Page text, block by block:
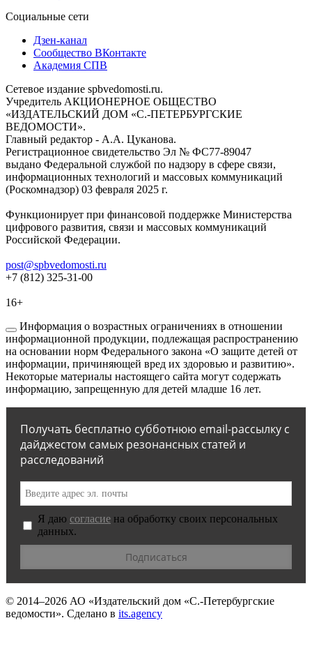
Социальные сети
Дзен-канал
Сообщество ВКонтакте
Академия СПВ
Сетевое издание spbvedomosti.ru.
Учредитель АКЦИОНЕРНОЕ ОБЩЕСТВО
«ИЗДАТЕЛЬСКИЙ ДОМ «С.-ПЕТЕРБУРГСКИЕ
ВЕДОМОСТИ».
Главный редактор - А.А. Цуканова.
Регистрационное свидетельство Эл № ФС77-89047
выдано Федеральной службой по надзору в сфере связи,
информационных технологий и массовых коммуникаций
(Роскомнадзор) 03 февраля 2025 г.
Функционирует при финансовой поддержке Министерства
цифрового развития, связи и массовых коммуникаций
Российской Федерации.
post@spbvedomosti.ru
+7 (812) 325-31-00
16+
Информация о возрастных ограничениях в отношении
информационной продукции, подлежащая распространению
на основании норм Федерального закона «О защите детей от
информации, причиняющей вред их здоровью и развитию».
Некоторые материалы настоящего сайта могут содержать
информацию, запрещенную для детей младше 16 лет.
Получать бесплатно субботнюю email-рассылку с
дайджестом самых резонансных статей и
расследований
Я даю согласие на обработку своих персональных
данных.
© 2014–2026 АО «Издательский дом «С.-Петербургские
ведомости». Сделано в its.agency